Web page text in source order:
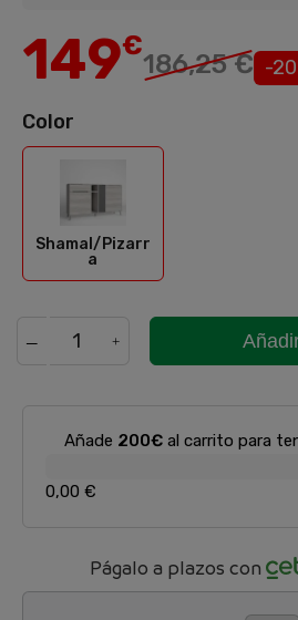
149€
186,25 € -
Color
Shamal/Pizarr
a
Añade 200€al carrito para
0,00 €
Págalo a plazos con